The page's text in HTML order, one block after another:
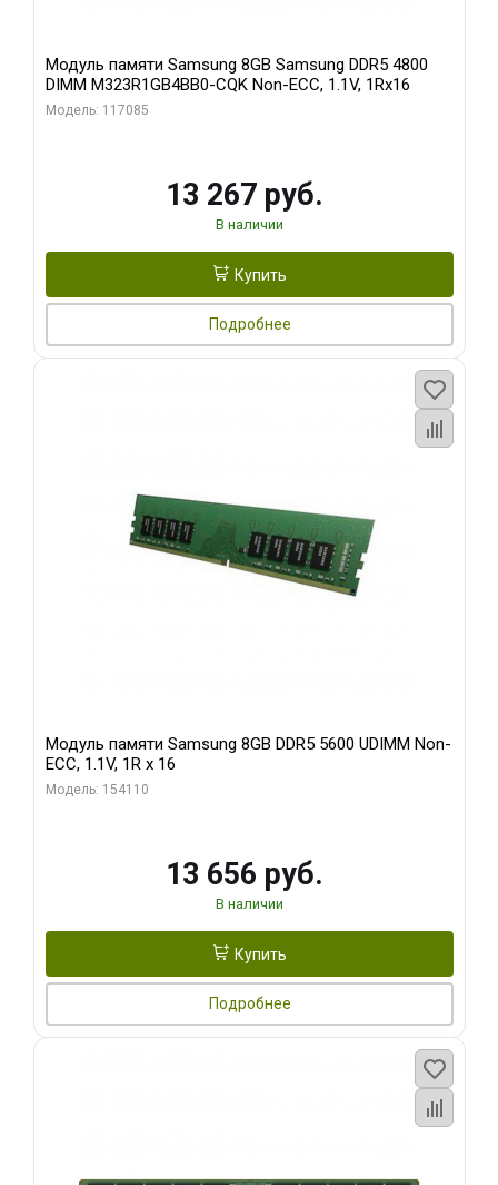
Модуль памяти Samsung 8GB Samsung DDR5 4800
DIMM M323R1GB4BB0-CQK Non-ECC, 1.1V, 1Rx16
Модель: 117085
13 267 руб.
В наличии
Купить
Подробнее
Модуль памяти Samsung 8GB DDR5 5600 UDIMM Non-
ECC, 1.1V, 1R x 16
Модель: 154110
13 656 руб.
В наличии
Купить
Подробнее